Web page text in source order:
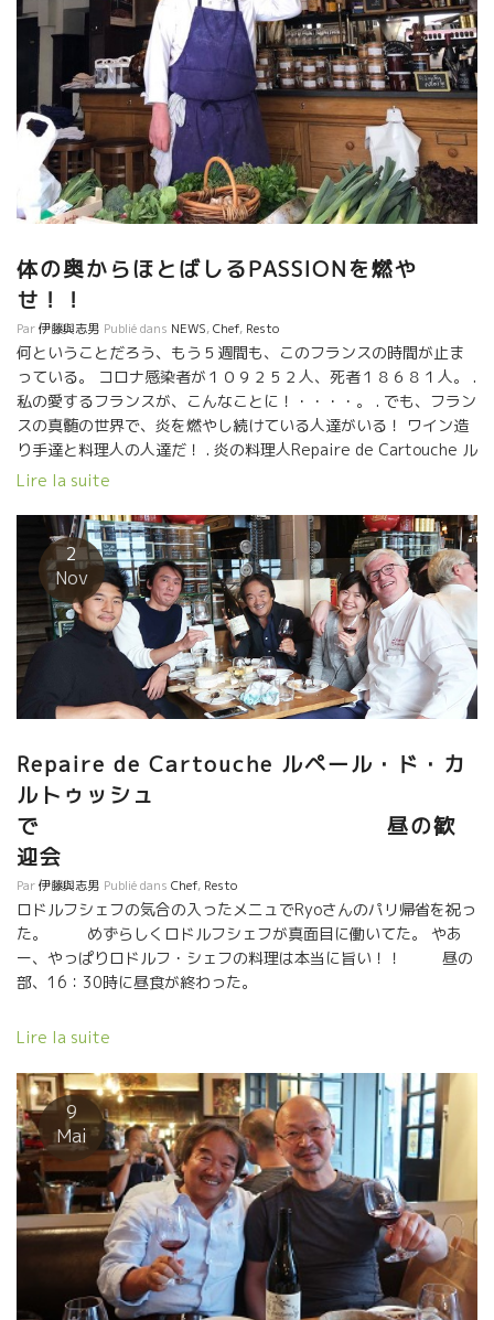
体の奥からほとばしるPASSIONを燃や
せ！！
Par伊藤與志男 Publié dans NEWS,Chef, Resto
何ということだろう、もう５週間も、このフランスの時間が止ま
っている。 コロナ感染者が１０９２５２人、死者１８６８１人。 .
私の愛するフランスが、こんなことに！・・・・。 . でも、フラン
スの真髄の世界で、炎を燃やし続けている人達がいる！ ワイン造
り手達と料理人の人達だ！ . 炎の料理人Repaire de Cartouche ル
ペール・ド・カルトゥッシュのシェフ・ロドルフがいる。 . そし
に、美味しいワインを届ける為に農作業に励んでいるフィリッ
プ・ジャンボンがいる。 . 私は、今日、また久々にパリオフィスに
出勤した。 . 勿論、昼食はロドルフの料理のテークアウト。今日の
メニューはParmentier 。 ロドルフは、従業員を全員休ませて、
自分独りで料理を創っている。 . カルトゥッシュが野菜屋さんに！
引き取りに店まで行くと、な・何と店の入り口にテーブルを並べ
て八百屋になっていた。 カルトゥッシュには美味しい野菜業者が
いる。 その野菜を販売してくれている。これは助かる！！ . パリ
ジャンは、野菜仕入れる為には長蛇の列に繋がってスーパーや食
鮮な野菜が手に入る。 オフィスに戻って早速、料理をお皿に並べ
た。 ワインは？ロドルフと云えば、勿論フィリップ・ジャンボン
だ！！ ロドルフはスイスの三ツ星レストランの調理を担当してい
た料理人時代がある。 その時に若きフィリップ・ジャンボンがソ
ムリエとして働いていたのである。 . ジャンボンのAux Amis
d’une Francheを開けた。 ウーン！ 炎の料理に炎のワイン！ フラ
ンスの真髄にある奥深い文化エネルギーは燃え続けている！！ . 食
べている間に、自分の体の奥から喜びとエネルギーがほとばしっ
てくるのを感じる。 . 時間が止まった様なフランスには、このエネ
ルギーの火種を絶やさないように頑張っている人達がいる。 我々
ナも、食とワインに関わる我々のエネルギーを止めることはでき
髄の炎をメラメラと燃やし続けましょう！！ コロナ如きに負ける
な！！ 苦しいのは皆同じ！ 自分の奥深くにある炎さえ絶やさなけ
れば、いつでも再生できる！ もっと、強く、もっといいやり方
で！！ . […]
Lire la suite
2
Nov
Repaire de Cartouche ルペール・ド・カ
ルトゥッシュ
で 昼の歓
迎会
Par伊藤與志男 Publié dans Chef, Resto
ロドルフシェフの気合の入ったメニュでRyoさんのパリ帰省を祝っ
た。 めずらしくロドルフシェフが真面目に働いてた。 やあ
ー、やっぱりロドルフ・シェフの料理は本当に旨い！！ 昼の
部、16：30時に昼食が終わった。
Lire la suite
9
Mai